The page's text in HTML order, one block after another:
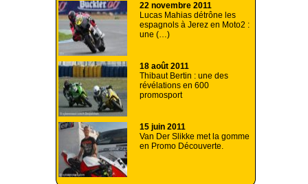
22 novembre 2011
Lucas Mahias détrône les
espagnols à Jerez en Moto2 :
une (…)
18 août 2011
Thibaut Bertin : une des
révélations en 600
promosport
15 juin 2011
Van Der Slikke met la gomme
en Promo Découverte.